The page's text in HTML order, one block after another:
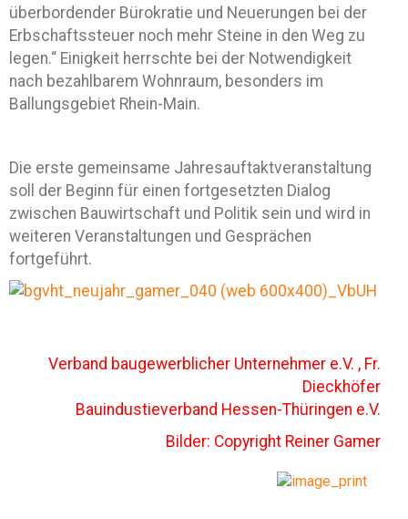
überbordender Bürokratie und Neuerungen bei der
Erbschaftssteuer noch mehr Steine in den Weg zu
legen.“ Einigkeit herrschte bei der Notwendigkeit
nach bezahlbarem Wohnraum, besonders im
Ballungsgebiet Rhein-Main.
Die erste gemeinsame Jahresauftaktveranstaltung
soll der Beginn für einen fortgesetzten Dialog
zwischen Bauwirtschaft und Politik sein und wird in
weiteren Veranstaltungen und Gesprächen
fortgeführt.
Verband baugewerblicher Unternehmer e.V. , Fr.
Dieckhöfer
Bauindustieverband Hessen-Thüringen e.V.
Bilder: Copyright Reiner Gamer